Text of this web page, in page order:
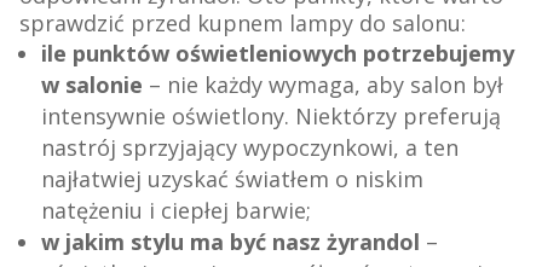
sprawdzić przed kupnem lampy do salonu:
ile punktów oświetleniowych potrzebujemy
w salonie – nie każdy wymaga, aby salon był
intensywnie oświetlony. Niektórzy preferują
nastrój sprzyjający wypoczynkowi, a ten
najłatwiej uzyskać światłem o niskim
natężeniu i ciepłej barwie;
w jakim stylu ma być nasz żyrandol –